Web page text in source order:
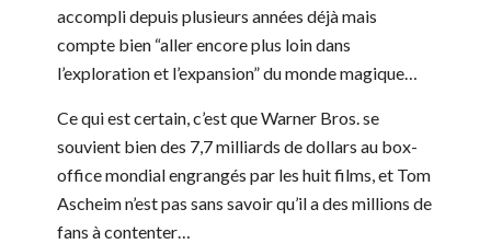
accompli depuis plusieurs années déjà mais
compte bien “aller encore plus loin dans
l’exploration et l’expansion” du monde magique…
Ce qui est certain, c’est que Warner Bros. se
souvient bien des 7,7 milliards de dollars au box-
office mondial engrangés par les huit films, et Tom
Ascheim n’est pas sans savoir qu’il a des millions de
fans à contenter…